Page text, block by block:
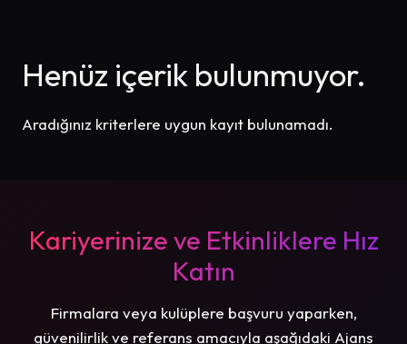
Henüz içerik bulunmuyor.
Aradığınız kriterlere uygun kayıt bulunamadı.
Kariyerinize ve Etkinliklere Hız
Katın
Firmalara veya kulüplere başvuru yaparken,
güvenilirlik ve referans amacıyla aşağıdaki Ajans